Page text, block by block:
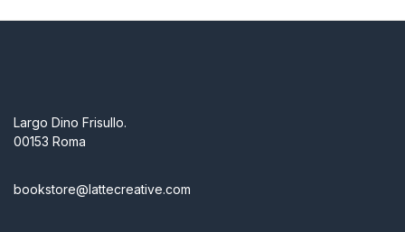
Largo Dino Frisullo.
00153 Roma
bookstore@lattecreative.com